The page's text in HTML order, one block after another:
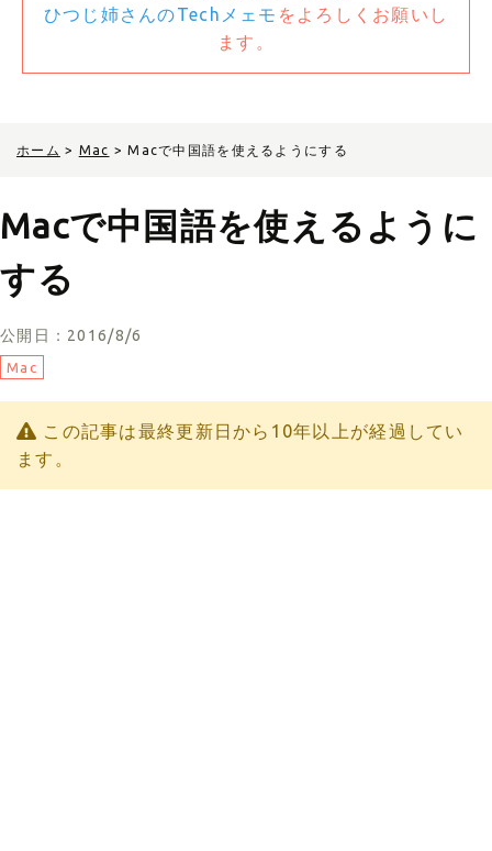
ひつじ姉さんのTechメェモ をよろしくお願いし
ます。
ホーム > Mac >Macで中国語を使えるようにする
Macで中国語を使えるように
する
公開日：2016/8/6
Mac
この記事は最終更新日から10年以上が経過してい
ます。